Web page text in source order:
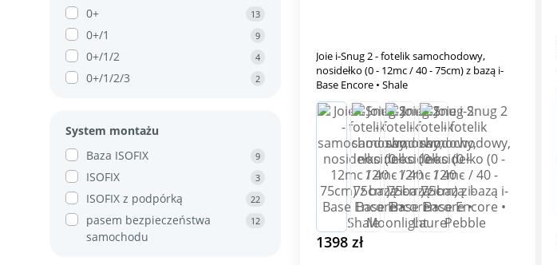
0+ 13
0+/1 9
0+/1/2 4
0+/1/2/3 2
System montażu
Baza ISOFIX
9
ISOFIX 3
ISOFIX z podpórką 22
pasem bezpieczeństwa
samochodu
12
Joie i-Snug 2 - fotelik samochodowy,
nosidełko (0 - 12mc / 40 - 75cm) z bazą i-
Base Encore • Shale
1398 zł